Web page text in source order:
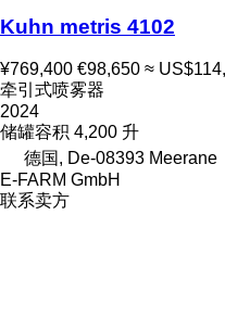
Kuhn metris 4102
¥769,400 €98,650 ≈
牵引式喷雾器
2024
储罐容积 4,200 升
德国, De-08393 Meerane
E-FARM GmbH
联系卖方